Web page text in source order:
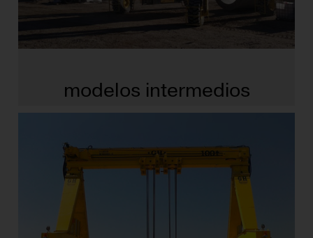
modelos intermedios